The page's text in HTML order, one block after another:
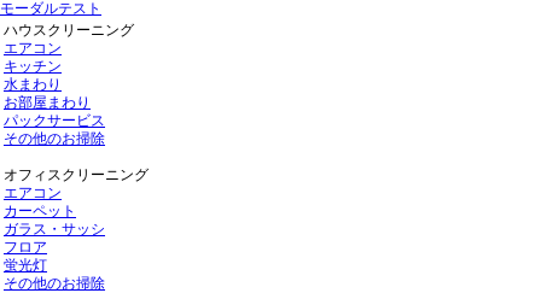
モーダルテスト
ハウスクリーニング
エアコン
キッチン
水まわり
お部屋まわり
パックサービス
その他のお掃除
オフィスクリーニング
エアコン
カーペット
ガラス・サッシ
フロア
蛍光灯
その他のお掃除